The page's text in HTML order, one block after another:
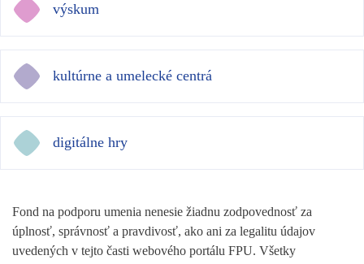
výskum
kultúrne a umelecké centrá
digitálne hry
Fond na podporu umenia nenesie žiadnu zodpovednosť za
úplnosť, správnosť a pravdivosť, ako ani za legalitu údajov
uvedených v tejto časti webového portálu FPU. Všetky